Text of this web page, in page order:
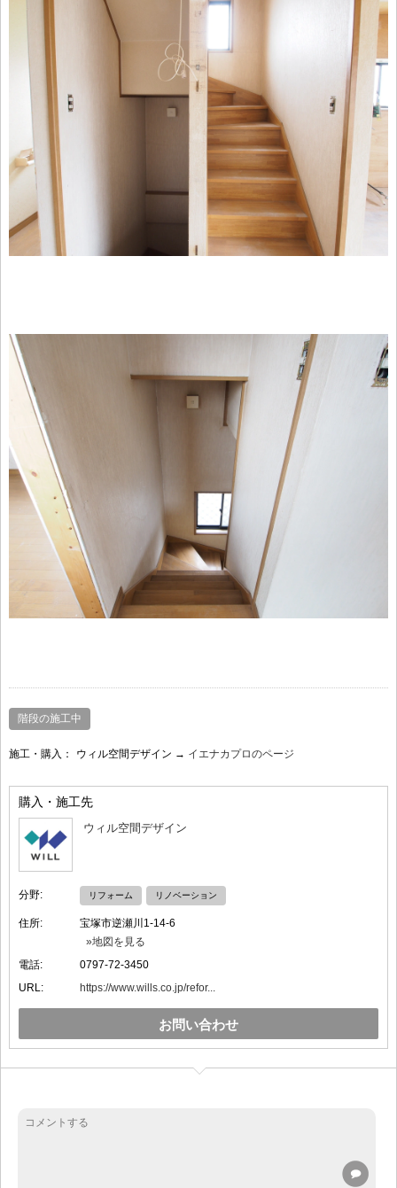
階段の施工中
施工・購入： ウィル空間デザイン → イエナカプロのページ
購入・施工先
ウィル空間デザイン
分野: リフォーム リノベーション
住所:
宝塚市逆瀬川1-14-6
»地図を見る
電話:
0797-72-3450
URL:
https://www.wills.co.jp/refor...
お問い合わせ